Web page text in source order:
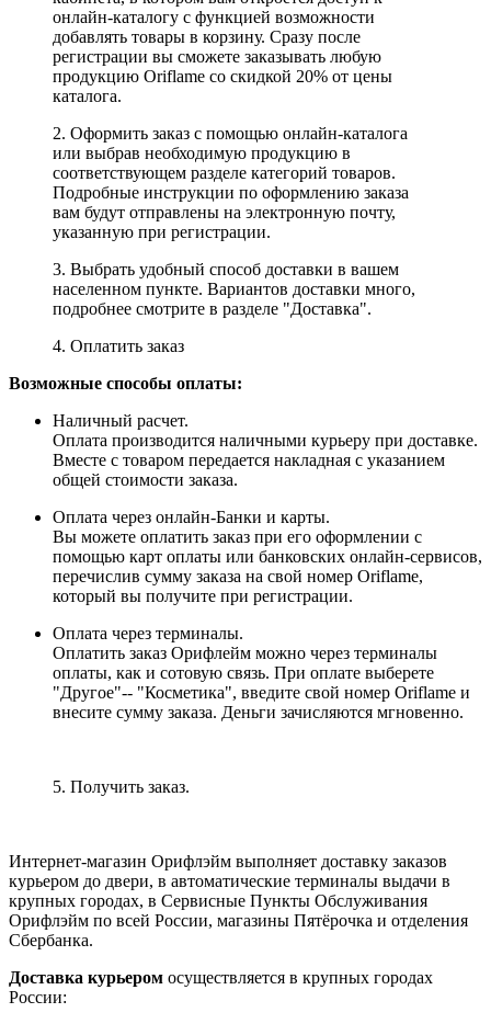
онлайн-каталогу с функцией возможности
добавлять товары в корзину. Сразу после
регистрации вы сможете заказывать любую
продукцию Oriflame со скидкой 20% от цены
каталога.
2. Оформить заказ с помощью онлайн-каталога
или выбрав необходимую продукцию в
соответствующем разделе категорий товаров.
Подробные инструкции по оформлению заказа
вам будут отправлены на электронную почту,
указанную при регистрации.
3. Выбрать удобный способ доставки в вашем
населенном пункте. Вариантов доставки много,
подробнее смотрите в разделе "Доставка".
4. Оплатить заказ
Возможные способы оплаты:
Наличный расчет.
Оплата производится наличными курьеру при доставке.
Вместе с товаром передается накладная с указанием
общей стоимости заказа.
Оплата через онлайн-Банки и карты.
Вы можете оплатить заказ при его оформлении с
помощью карт оплаты или банковских онлайн-сервисов,
перечислив сумму заказа на свой номер Oriflame,
который вы получите при регистрации.
Оплата через терминалы.
Оплатить заказ Орифлейм можно через терминалы
оплаты, как и сотовую связь. При оплате выберете
"Другое"-- "Косметика", введите свой номер Oriflame и
внесите сумму заказа. Деньги зачисляются мгновенно.
5. Получить заказ.
Интернет-магазин Орифлэйм выполняет доставку заказов
курьером до двери, в автоматические терминалы выдачи в
крупных городах, в Сервисные Пункты Обслуживания
Орифлэйм по всей России, магазины Пятёрочка и отделения
Сбербанка.
Доставка курьером осуществляется в крупных городах
России: